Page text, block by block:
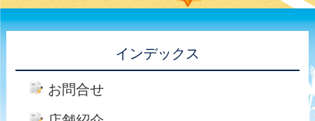
インデックス
お問合せ